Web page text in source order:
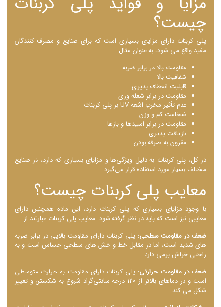
چیست؟
پلی کربنات دارای مزایای بسیاری است که برای صنایع و مصرف کنندگان
مفید واقع می ‌شود، به عنوان مثال:
مقاومت بالا در برابر ضربه
شفافیت بالا
قابلیت انعطاف پذیری
مقاومت در برابر شعله ‌وری
عدم تأثیر مخرب اشعه UV بر پلی کربنات
ضخامت کم و وزن
مقاومت در برابر اسیدها و بازها
بازیافت پذیری
مقرون به صرفه بودن
در کل، پلی کربنات به دلیل ویژگی‌ها و مزایای بسیاری که دارد، در صنایع
مختلف بسیار مورد استفاده قرار می‌گیرد.
معایب پلی کربنات چیست؟
با وجود مزایای بسیاری که پلی کربنات دارد، این ماده همچنین دارای
معایبی نیز است که باید در نظر گرفته شود. معایب پلی کربنات عبارتند از:
ضعف در مقاومت سطحی: پلی کربنات دارای مقاومت بالایی در برابر ضربه
‌های شدید است، اما در مقابل خط و خش ‌های سطحی حساس است و به
راحتی خراش برمی دارد.
ضعف در مقاومت حرارتی: پلی کربنات دارای مقاومت به حرارت متوسطی
است و در دماهای بالاتر از 120 درجه سانتی‌گراد شروع به شکستن و تغییر
شکل می ‌کند.